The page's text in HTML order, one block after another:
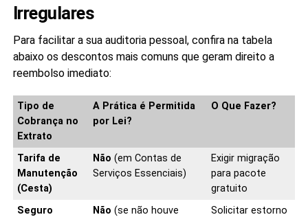
Irregulares
Para facilitar a sua auditoria pessoal, confira na tabela
abaixo os descontos mais comuns que geram direito a
reembolso imediato:
Tipo de
Cobrança no
Extrato
A Prática é Permitida
por Lei?
O Que Fazer?
Tarifa de
Manutenção
(Cesta)
Não (em Contas de
Serviços Essenciais)
Exigir migração
para pacote
gratuito
Seguro
Não (se não houve
Solicitar estorno